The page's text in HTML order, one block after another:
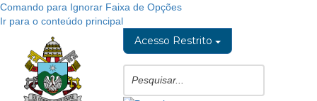
Comando para Ignorar Faixa de Opções
Ir para o conteúdo principal
Acesso Restrito